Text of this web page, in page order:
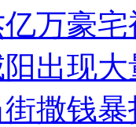
打脚踢
万豪
出现
撒钱